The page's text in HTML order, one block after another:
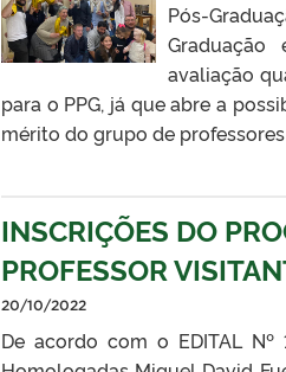
Pós-
Graduação
avaliação
para o PPG, já que abre a
mérito do grupo de
INSCRIÇÕES DO
PROFESSOR
20/10/2022
De acordo com o EDITAL